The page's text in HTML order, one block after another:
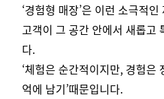
‘경험형 매장’은 이런 소극적
고객이 그 공간 안에서 새롭고
다.
‘체험은 순간적이지만, 경험은
억에 남기’때문입니다.